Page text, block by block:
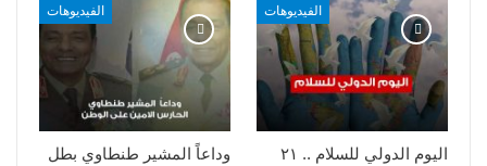
الفيديوهات
وداعاً المشير طنطاوي بطل
الفيديوهات
اليوم الدولي للسلام .. ٢١